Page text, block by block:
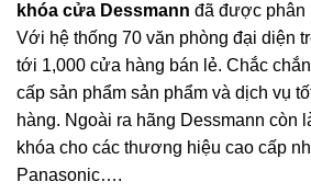
khóa cửa Dessmann đã được phân
Với hệ thống 70 văn phòng đại diện
tới 1,000 cửa hàng bán lẻ. Chắc
cấp sản phẩm sản phẩm và dịch vụ
hàng. Ngoài ra hãng Dessmann còn
khóa cho các thương hiệu cao cấp
Panasonic….